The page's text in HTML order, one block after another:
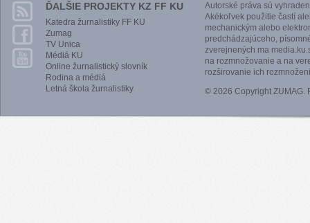
ĎALŠIE PROJEKTY KZ FF KU
Katedra žurnalistiky FF KU
Zumag
TV Unica
Médiá KU
Online žurnalistický slovník
Rodina a médiá
Letná škola žurnalistiky
Autorské práva sú
Akékoľvek použitie častí
mechanickým alebo
predchádzajúceho,
zverejnených ma
na rozmnožovanie a na
rozširovanie ich
© 2026 Copyright ZUMAG.